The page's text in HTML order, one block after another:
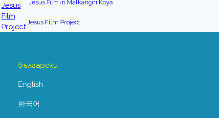
Jesus Film in Malkangiri Koya
Jesus Film Project
български
English
한국어